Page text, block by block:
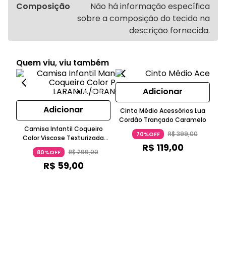
Composição
Não há informação específica
sobre a composição do tecido na
descrição fornecida.
Quem viu, viu também
Adicionar
Camisa Infantil Coqueiro
Color Viscose Texturizada
Manga Curta Laranja
80%OFF R$299,00
R$ 59,00
Adicionar
Cinto Médio Acessórios Lua
Cordão Trançado Caramelo
70%OFF R$399,00
R$ 119,00